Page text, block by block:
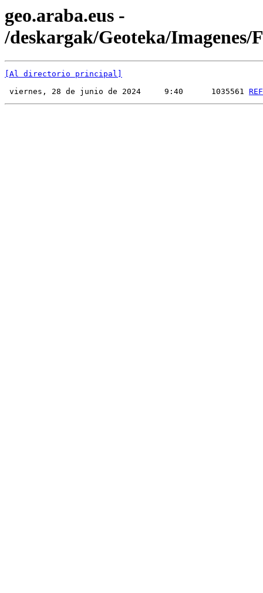
geo.araba.eus -
/deskargak/Geoteka/Imagenes/
[Al directorio principal]
viernes, 28 de junio de 2024     9:40      1035561